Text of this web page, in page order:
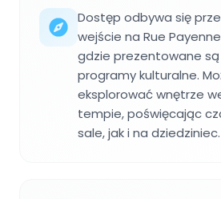
Dostęp odbywa się
wejście na Rue
gdzie prezentowane
programy kulturalne.
eksplorować wnętrze
tempie, poświęcając
sale, jak i na dziedziniec.